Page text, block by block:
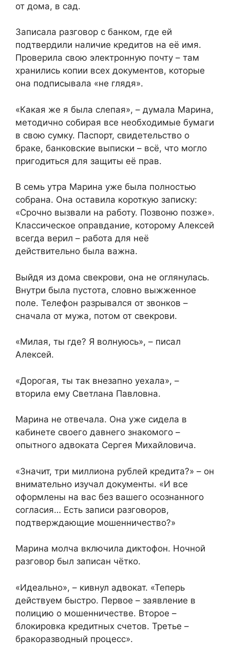
от дома, в сад.
Записала разговор с банком, где ей
подтвердили наличие кредитов на её имя.
Проверила свою электронную почту – там
хранились копии всех документов, которые
она подписывала «не глядя».
«Какая же я была слепая», – думала Марина,
методично собирая все необходимые бумаги
в свою сумку. Паспорт, свидетельство о
браке, банковские выписки – всё, что могло
пригодиться для защиты её прав.
В семь утра Марина уже была полностью
собрана. Она оставила короткую записку:
«Срочно вызвали на работу. Позвоню позже».
Классическое оправдание, которому Алексей
всегда верил – работа для неё
действительно была важна.
Выйдя из дома свекрови, она не оглянулась.
Внутри была пустота, словно выжженное
поле. Телефон разрывался от звонков –
сначала от мужа, потом от свекрови.
«Милая, ты где? Я волнуюсь», – писал
Алексей.
«Дорогая, ты так внезапно уехала», –
вторила ему Светлана Павловна.
Марина не отвечала. Она уже сидела в
кабинете своего давнего знакомого –
опытного адвоката Сергея Михайловича.
«Значит, три миллиона рублей кредита?» – он
внимательно изучал документы. «И все
оформлены на вас без вашего осознанного
согласия… Есть записи разговоров,
подтверждающие мошенничество?»
Марина молча включила диктофон. Ночной
разговор был записан чётко.
«Идеально», – кивнул адвокат. «Теперь
действуем быстро. Первое – заявление в
полицию о мошенничестве. Второе –
блокировка кредитных счетов. Третье –
бракоразводный процесс».